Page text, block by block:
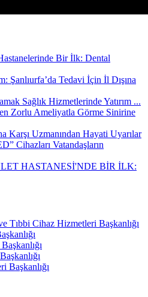
Bir İlk: Dental
Şanlıurfa’da Tedavi İçin İl Dışına
Sağlık Hizmetlerinde Yatırım ...
Zorlu Ameliyatla Görme Sinirine
Karşı Uzmanından Hayati Uyarılar
Cihazları Vatandaşların
HASTANESİ'NDE BİR İLK:
Tıbbi Cihaz Hizmetleri Başkanlığı
Başkanlığı